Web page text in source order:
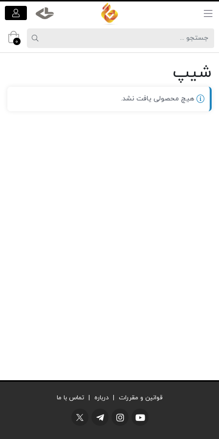
0
شیپ
هیچ محصولی یافت نشد.
قوانین و مقررات | درباره | تماس با ما